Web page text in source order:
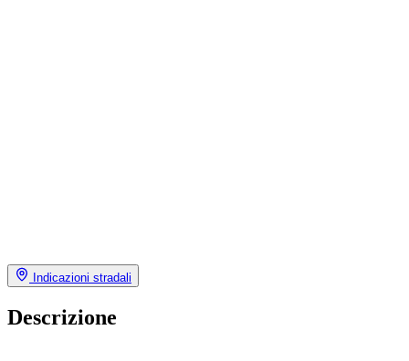
Indicazioni stradali
Descrizione